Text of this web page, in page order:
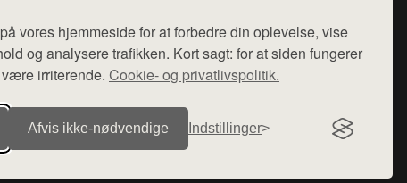
vores hjemmeside for at forbedre din oplevelse, vise
og analysere trafikken. Kort sagt: for at siden fungerer
irriterende. Cookie- og privatlivspolitik.
Afvis ikke‑nødvendige Indstillinger
sælges ikke varer fra denne side - vi henviser til de shops,